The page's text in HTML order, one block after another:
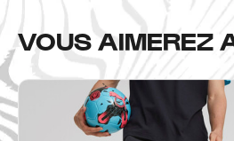
VOUS AIMEREZ